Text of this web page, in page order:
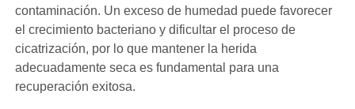
contaminación. Un exceso de humedad puede favorecer
el crecimiento bacteriano y dificultar el proceso de
cicatrización, por lo que mantener la herida
adecuadamente seca es fundamental para una
recuperación exitosa.